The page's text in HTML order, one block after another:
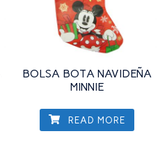
BOLSA BOTA NAVIDEÑA
MINNIE
READ MORE